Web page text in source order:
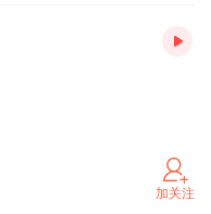
加关注